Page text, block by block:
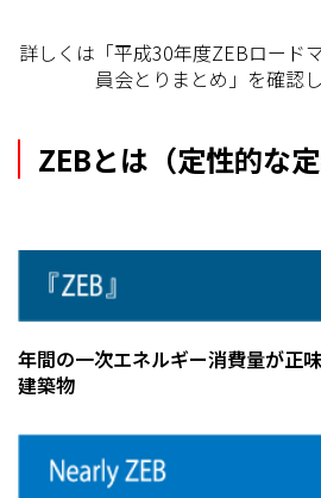
詳しくは「平成30年度ZEBロード
員会とりまとめ」を確認
ZEBとは（定性的な定
年間の一次エネルギー消費量が正
建築物